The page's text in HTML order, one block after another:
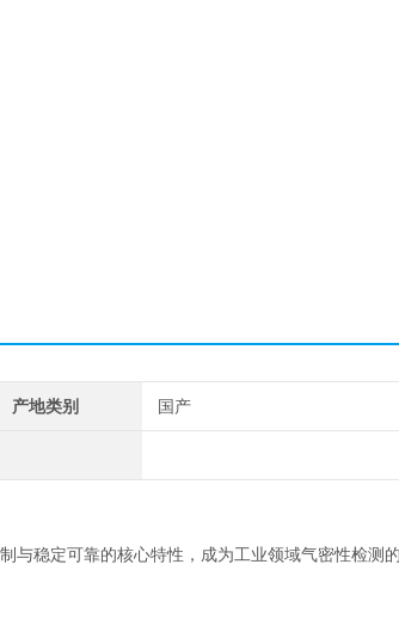
产地类别 国产
与稳定可靠的核心特性，成为工业领域气密性检测